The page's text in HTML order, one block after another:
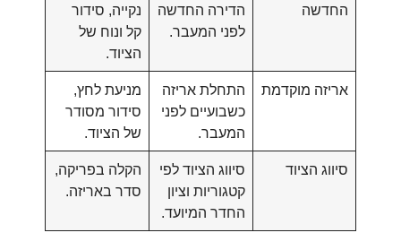
החדשה
הדירה החדשה
לפני המעבר.
נקייה, סידור
קל ונוח של
הציוד.
אריזה מוקדמת
התחלת אריזה
כשבועיים לפני
המעבר.
מניעת לחץ,
סידור מסודר
של הציוד.
סיווג הציוד
סיווג הציוד לפי
קטגוריות וציון
החדר המיועד.
הקלה בפריקה,
סדר באריזה.